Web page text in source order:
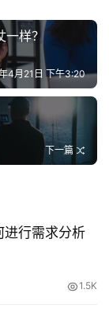
一样？
4月21日 下午3:20
下一篇
进行需求分析
1.5K